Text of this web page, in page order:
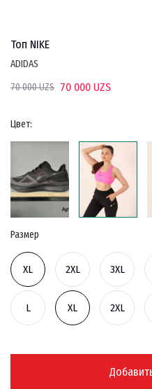
Топ NIKE
ADIDAS
70 000 UZS 70 000 UZS
Цвет:
Размер
XL 2XL 3XL
L XL 2XL